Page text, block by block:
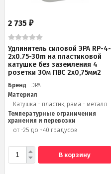
2 735 ₽
Удлинитель силовой ЭРА RP-4-
2x0.75-30m на пластиковой
катушке без заземления 4
розетки 30м ПВС 2х0,75мм2
Бренд
ЭРА
Материал
Катушка - пластик, рама - металл
Температурные ограничения
хранения и перевозки
от -25 до +40 градусов
В корзину